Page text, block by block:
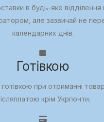
в будь-яке відділення
але зазвичай не
календарних днів.
Готівкою
при отриманні
крім Укрпочти.